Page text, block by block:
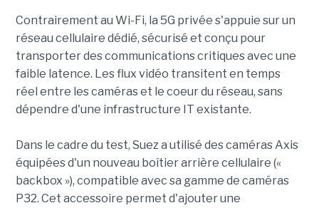
Contrairement au Wi-Fi, la 5G privée s'appuie sur un
réseau cellulaire dédié, sécurisé et conçu pour
transporter des communications critiques avec une
faible latence. Les flux vidéo transitent en temps
réel entre les caméras et le coeur du réseau, sans
dépendre d'une infrastructure IT existante.
Dans le cadre du test, Suez a utilisé des caméras Axis
équipées d'un nouveau boîtier arrière cellulaire («
backbox »), compatible avec sa gamme de caméras
P32. Cet accessoire permet d'ajouter une